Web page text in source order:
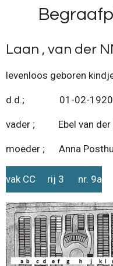
naar
de
hoofdinhoud
Laan , van der
levenloos geboren
d.d.; 01-02-1920
vader ; Ebel van der
moeder ; Anna
vak CC rij 3 nr. 9a